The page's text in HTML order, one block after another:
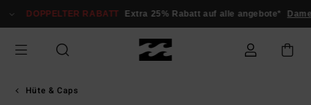
zur
springen
DOPPELTER RABATT Extra 25% Rabatt auf alle angebote* Damen
Hüte & Caps